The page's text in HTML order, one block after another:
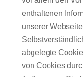
enthaltenen
unserer
abgelegte
von Cookies